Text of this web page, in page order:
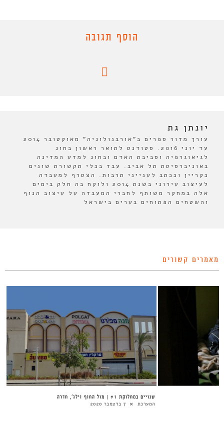
הוסף תגובה
יונתן גת
עורך מדור ספרים ב"אורבנולוגיה" מאוקטובר 2014
עד יוני 2016. סטודנט לתואר ראשון בחוג
לגיאוגרפיה וסביבת האדם ובחוג למדע המדינה
באוניברסיטת תל אביב. עבד בכלי תקשורת שונים
כקריין וככתב לענייני תרבות. הצטרף למעבדה
לעיצוב עירוני בשנת 2014 ולוקח בה חלק בימים
אלה במחקר משותף לחברי המעבדה על עיצוב הנוף
והשטחים הפתוחים בערים בישראל
מאמרים קשורים
שנויים במחלוקת #1 | מול החוף וילג’, חדרה
המערכת 7 בדצמבר 2020